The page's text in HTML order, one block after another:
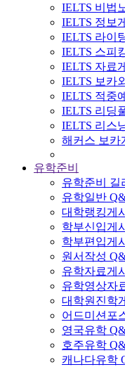
IELTS 비법
IELTS 정보
IELTS 라이
IELTS 스피
IELTS 자료
IELTS 보카
IELTS 적중
IELTS 리딩
IELTS 리스
해커스 보카
유학준비
유학준비 길
유학일반
대학랭킹게
학부신입게
학부편입게
원서작성
유학자료게
유학영상자
대학원진학
어드미션포
영국유학
호주유학
캐나다유학